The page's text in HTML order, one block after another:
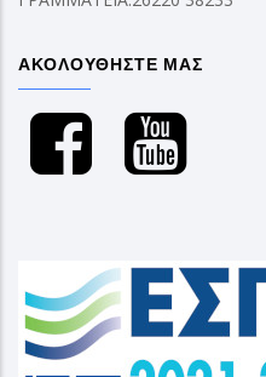
ΑΚΟΛΟΥΘΗΣΤΕ ΜΑΣ